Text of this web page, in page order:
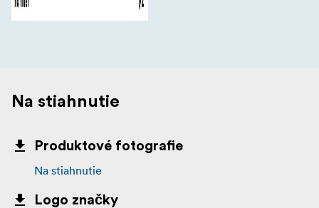
Na stiahnutie
Produktové fotografie
Na stiahnutie
Logo značky